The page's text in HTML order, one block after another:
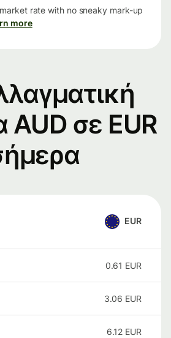
rate with no sneaky mark-up
more
AUD σε EUR
EUR
0.61 EUR
3.06 EUR
6.12 EUR